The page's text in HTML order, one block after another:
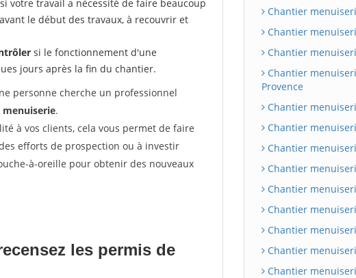
votre travail a nécessité de faire beaucoup
le début des travaux, à recouvrir et
si le fonctionnement d'une
jours après la fin du chantier.
personne cherche un professionnel
.
à vos clients, cela vous permet de faire
efforts de prospection ou à investir
à-oreille pour obtenir des nouveaux
les permis de
Chantier
Chantier
Chantier
Chantier
Provence
Chantier
Chantier
Chantier
Chantier
Chantier
Chantier
Chantier
Chantier
Chantier